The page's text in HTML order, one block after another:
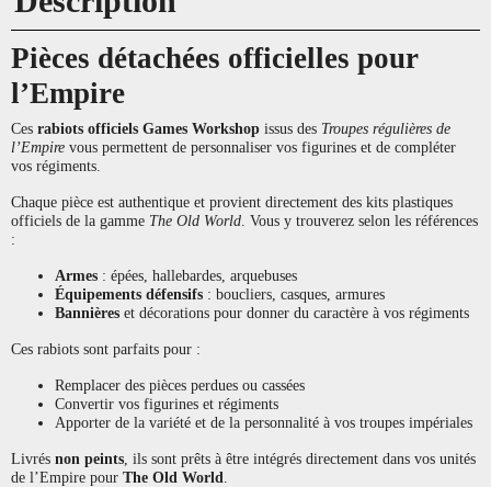
Pièces détachées officielles pour
l’Empire
Ces rabiots officiels Games Workshop issus des Troupes régulières de
l’Empire vous permettent de personnaliser vos figurines et de compléter
vos régiments.
Chaque pièce est authentique et provient directement des kits plastiques
officiels de la gamme The Old World . Vous y trouverez selon les références
:
Armes : épées, hallebardes, arquebuses
Équipements défensifs : boucliers, casques, armures
Bannières et décorations pour donner du caractère à vos régiments
Ces rabiots sont parfaits pour :
Remplacer des pièces perdues ou cassées
Convertir vos figurines et régiments
Apporter de la variété et de la personnalité à vos troupes impériales
Livrés non peints , ils sont prêts à être intégrés directement dans vos unités
de l’Empire pour The Old World